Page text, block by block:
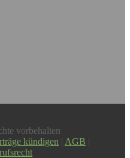
vorbehalten
kündigen | AGB |